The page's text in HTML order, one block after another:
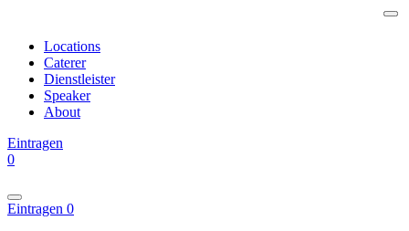
Locations
Caterer
Dienstleister
Speaker
About
Eintragen
0
Eintragen 0